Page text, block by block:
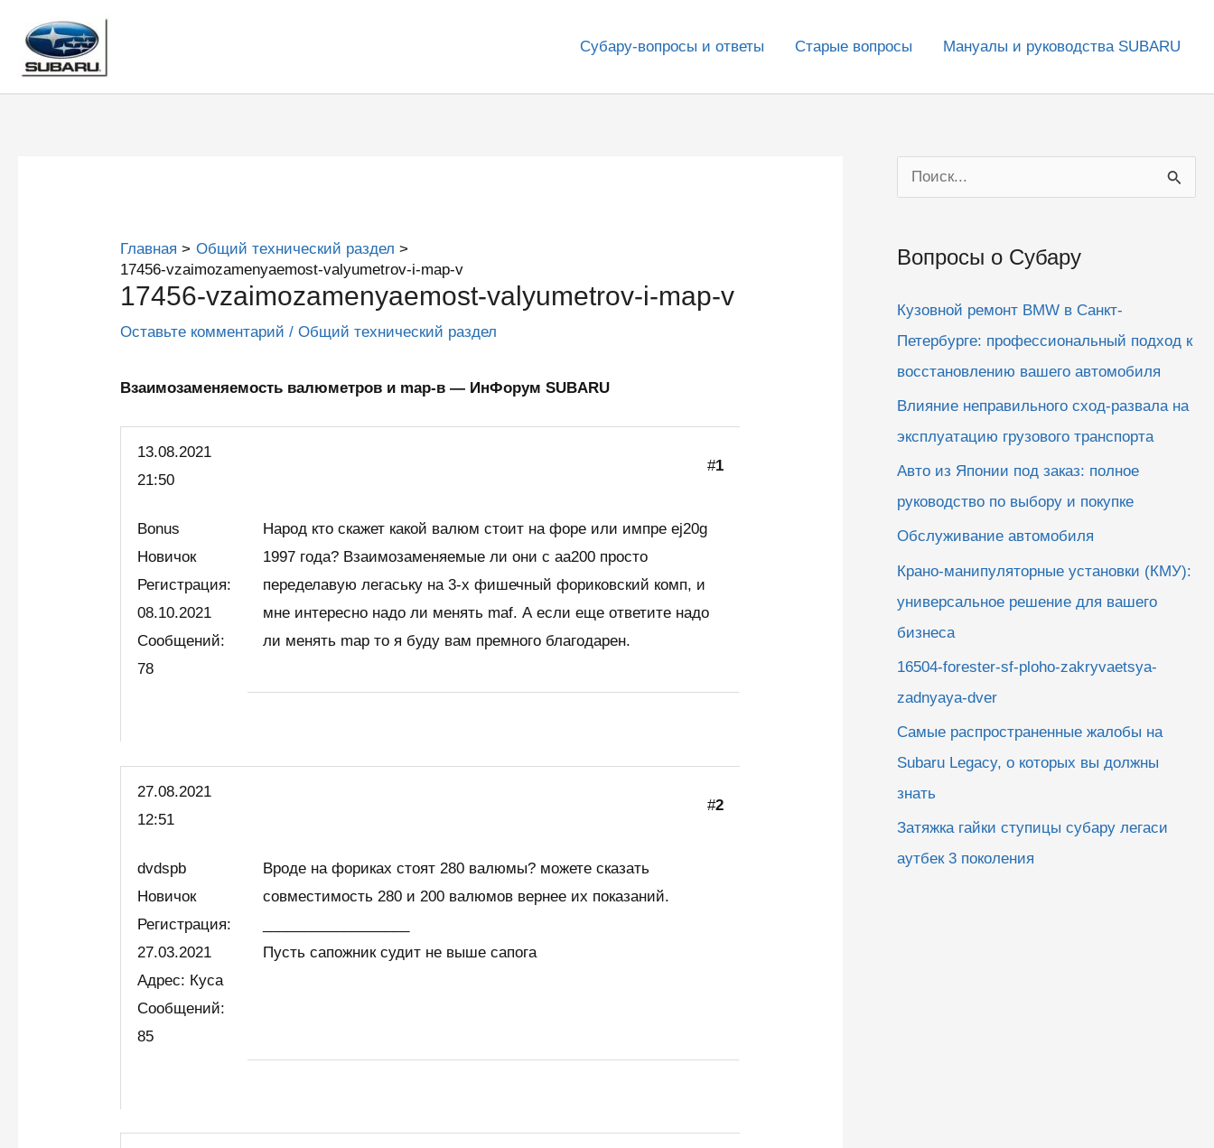
содержимому
Субару-вопросы и ответы Старые вопросы Мануалы и руководства SUBARU
Главная
Общий технический раздел
17456-vzaimozamenyaemost-valyumetrov-i-map-v
17456-vzaimozamenyaemost-valyumetrov-i-map-v
Оставьте комментарий /Общий технический раздел
Взаимозаменяемость валюметров и map-в — ИнФорум SUBARU
13.08.2021
21:50
#1
Bonus
Новичок
Регистрация:
08.10.2021
Сообщений:
78
Народ кто скажет какой валюм стоит на форе или импре ej20g
1997 года? Взаимозаменяемые ли они с aa200 просто
переделавую легаську на 3-х фишечный фориковский комп, и
мне интересно надо ли менять maf. А если еще ответите надо
ли менять map то я буду вам премного благодарен.
27.08.2021
12:51
#2
dvdspb
Новичок
Регистрация:
27.03.2021
Адрес: Куса
Сообщений:
85
Вроде на фориках стоят 280 валюмы? можете сказать
совместимость 280 и 200 валюмов вернее их показаний.
Пусть сапожник судит не выше сапога
о
с
Вопросы о Субару
Кузовной ремонт BMW в Санкт-
Петербурге: профессиональный подход к
восстановлению вашего автомобиля
Влияние неправильного сход-развала на
эксплуатацию грузового транспорта
Авто из Японии под заказ: полное
руководство по выбору и покупке
Обслуживание автомобиля
Крано-манипуляторные установки (КМУ):
универсальное решение для вашего
бизнеса
16504-forester-sf-ploho-zakryvaetsya-
zadnyaya-dver
Самые распространенные жалобы на
Subaru Legacy, о которых вы должны
знать
Затяжка гайки ступицы субару легаси
аутбек 3 поколения